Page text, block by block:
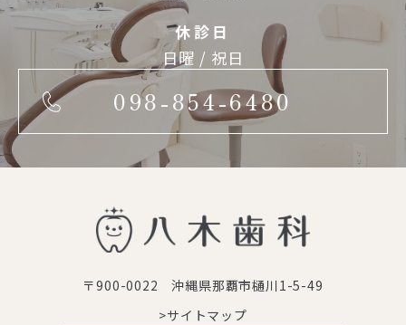
休診日
日曜 / 祝日
098-854-6480
〒900-0022 沖縄県那覇市樋川1-5-49
>サイトマップ